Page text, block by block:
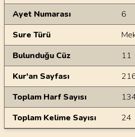
Ayet Numarası
6
Sure Türü
Bulunduğu Cüz
11
Kur'an Sayfası
Toplam Harf Sayısı
Toplam Kelime Sayısı
24